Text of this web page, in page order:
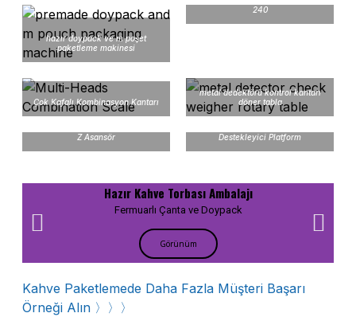
hazır doypack ve m poşet
paketleme makinesi
240
Çok Kafalı Kombinasyon Kantarı
metal dedektörü kontrol kantarı
döner tabla
Z Asansör Destekleyici Platform
Hazır Kahve Torbası Ambalajı
Fermuarlı Çanta ve Doypack
Görünüm
Kahve Paketlemede Daha Fazla Müşteri Başarı
Örneği Alın 〉〉〉